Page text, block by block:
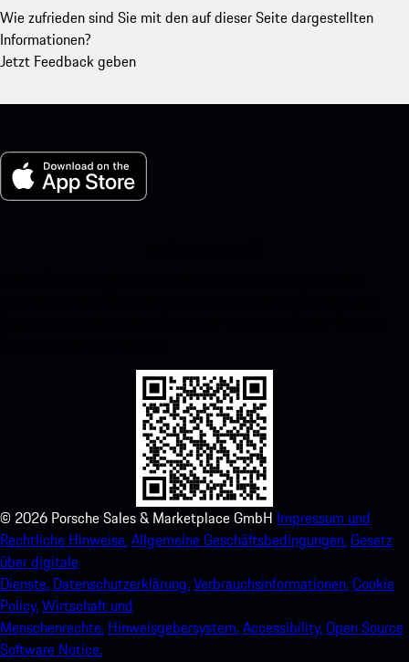
Wie zufrieden sind Sie mit den auf dieser Seite dargestellten
Informationen?
Jetzt Feedback geben
© 2026 Porsche Sales & Marketplace GmbH Impressum und
Rechtliche Hinweise.Allgemeine Geschäftsbedingungen.Gesetz
über digitale
Dienste. Datenschutzerklärung.Verbrauchsinformationen.Cookie
Policy.Wirtschaft und
Menschenrechte. Hinweisgebersystem.Accessibility.Open Source
Software Notice.